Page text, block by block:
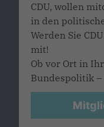
CDU, wollen
in den
Werden Sie
mit!
Ob vor Ort in
Bundespolitik